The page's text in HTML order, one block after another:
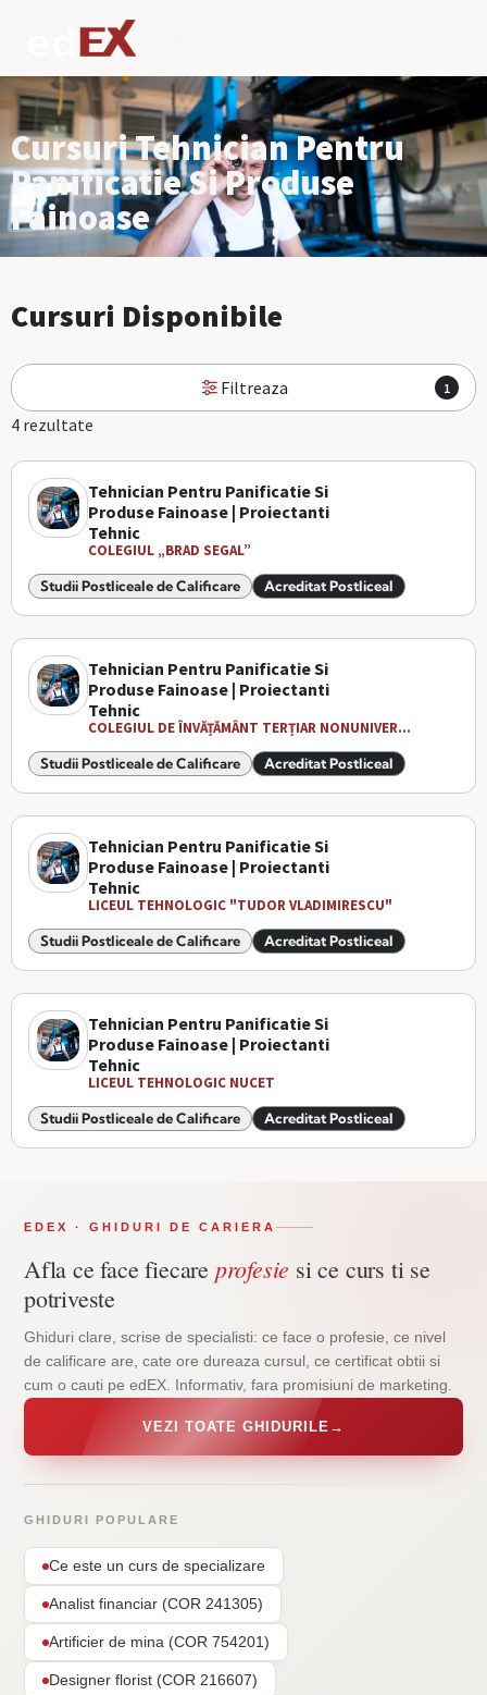
Cursuri Tehnician Pentru
Panificatie Si Produse
Fainoase
Cursuri Disponibile
Filtreaza 1
4 rezultate
Tehnician Pentru Panificatie Si
Produse Fainoase | Proiectanti
Tehnic
COLEGIUL „BRAD SEGAL”
Studii Postliceale de Calificare Acreditat Postliceal
Tehnician Pentru Panificatie Si
Produse Fainoase | Proiectanti
Tehnic
COLEGIUL DE ÎNVĂȚĂMÂNT TERȚIAR NONUNIVER...
Studii Postliceale de Calificare Acreditat Postliceal
Tehnician Pentru Panificatie Si
Produse Fainoase | Proiectanti
Tehnic
LICEUL TEHNOLOGIC "TUDOR VLADIMIRESCU"
Studii Postliceale de Calificare Acreditat Postliceal
Tehnician Pentru Panificatie Si
Produse Fainoase | Proiectanti
Tehnic
LICEUL TEHNOLOGIC NUCET
Studii Postliceale de Calificare Acreditat Postliceal
EDEX · GHIDURI DE CARIERA
Afla ce face fiecare profesie si ce curs ti se
potriveste
Ghiduri clare, scrise de specialisti: ce face o profesie, ce nivel
de calificare are, cate ore dureaza cursul, ce certificat obtii si
cum o cauti pe edEX. Informativ, fara promisiuni de marketing.
VEZI TOATE GHIDURILE →
GHIDURI POPULARE
Ce este un curs de specializare
Analist financiar (COR 241305)
Artificier de mina (COR 754201)
Designer florist (COR 216607)